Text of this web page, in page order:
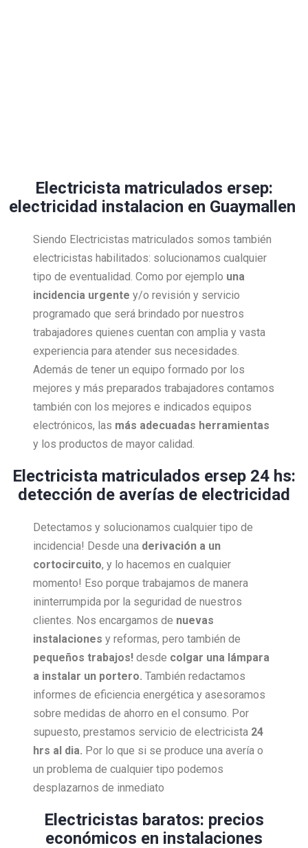
Electricista matriculados ersep:
electricidad instalacion en Guaymallen
Siendo Electricistas matriculados somos también
electricistas habilitados: solucionamos cualquier
tipo de eventualidad. Como por ejemplo una
incidencia urgente y/o revisión y servicio
programado que será brindado por nuestros
trabajadores quienes cuentan con amplia y vasta
experiencia para atender sus necesidades.
Además de tener un equipo formado por los
mejores y más preparados trabajadores contamos
también con los mejores e indicados equipos
electrónicos, las más adecuadas herramientas
y los productos de mayor calidad.
Electricista matriculados ersep 24 hs:
detección de averías de electricidad
Detectamos y solucionamos cualquier tipo de
incidencia! Desde una derivación a un
cortocircuito, y lo hacemos en cualquier
momento! Eso porque trabajamos de manera
ininterrumpida por la seguridad de nuestros
clientes. Nos encargamos de nuevas
instalaciones y reformas, pero también de
pequeños trabajos! desde colgar una lámpara
a instalar un portero. También redactamos
informes de eficiencia energética y asesoramos
sobre medidas de ahorro en el consumo. Por
supuesto, prestamos servicio de electricista 24
hrs al dia. Por lo que si se produce una avería o
un problema de cualquier tipo podemos
desplazarnos de inmediato
Electricistas baratos: precios
económicos en instalaciones